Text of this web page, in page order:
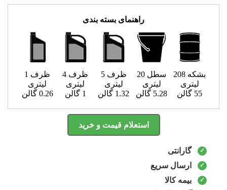
راهنمای بسته بندی
بشکه 208
لیتری
55 گالن
سطل 20
لیتری
5.28 گالن
ظرف 5
لیتری
1.32 گالن
ظرف 4
لیتری
1 گالن
ظرف 1
لیتری
0.26 گالن
استعلام قیمت و خرید
گارانتی
ارسال سریع
بیمه کالا